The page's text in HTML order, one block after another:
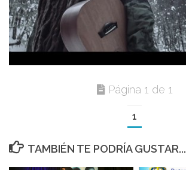
Página 1 de 1
1
TAMBIÉN TE PODRÍA GUSTAR...